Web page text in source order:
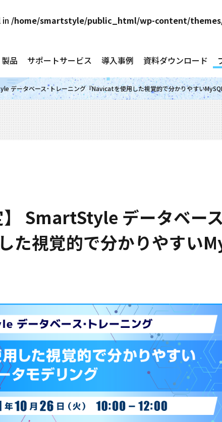
/home/smartstyle/public_html/wp-content/
製品 サポートサービス 導入事例 資料ダウンロード
データベース･トレーニング『Navicatを使用した視覚的で分かりやすい
】 SmartStyle データベー
た視覚的で分かりやすい